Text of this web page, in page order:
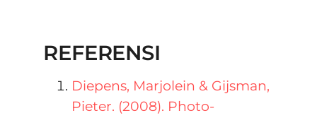
REFERENSI
Diepens, Marjolein & Gijsman,
Pieter. (2008). Photo-